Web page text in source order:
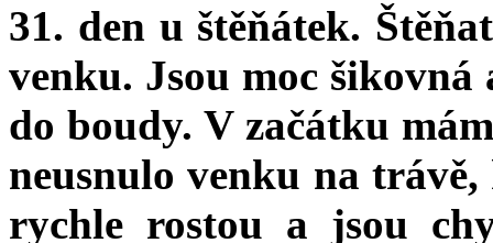
31. den u štěňátek.
venku. Jsou moc šikovná
do boudy. V začátku
neusnulo venku na
rychle rostou a jsou